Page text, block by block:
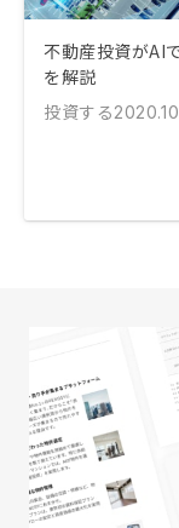
不動産投資がAI
を解説
投資する